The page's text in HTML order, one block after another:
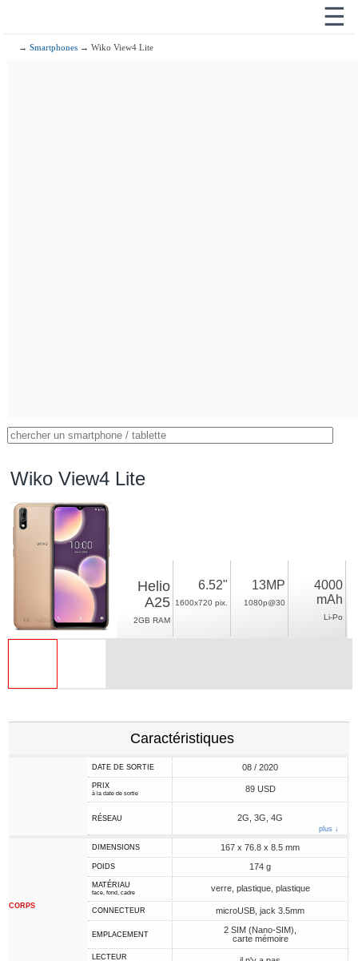
☰
→Smartphones → Wiko View4 Lite
Wiko View4 Lite
Helio
A25
2GB RAM
6.52"
1600x720 pix.
13MP
1080p@30
4000
mAh
Li-Po
Caractéristiques
DATE DE SORTIE 08 / 2020
PRIX
à la date de sortie 89 USD
RÉSEAU 2G, 3G, 4G
plus ↓
CORPS
DIMENSIONS 167 x 76.8 x 8.5 mm
POIDS 174 g
MATÉRIAU
face, fond, cadre verre, plastique, plastique
CONNECTEUR microUSB, jack 3.5mm
EMPLACEMENT
2 SIM (Nano-SIM),
carte mémoire
LECTEUR